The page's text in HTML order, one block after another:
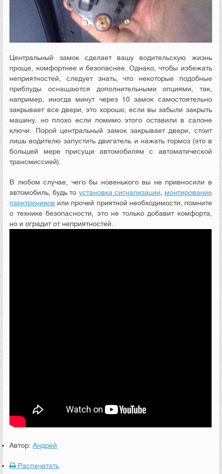
Центральный замок сделает вашу водительскую жизнь
проще, комфортнее и безопаснее. Однако, чтобы избежать
неприятностей, следует знать, что некоторые подобные
приблуды оснащаются дополнительными опциями, так,
например, иногда минут через 10 замок самостоятельно
закрывает все двери, это хорошо, если вы забыли закрыть
машину, но плохо если помимо этого оставили в салоне
ключи. Порой центральный замок закрывает двери, стоит
лишь водителю запустить двигатель и нажать тормоз (это в
большей мере присуще автомобилям с автоматической
трансмиссией).
В любом случае, чего бы новенького вы не привносили в
автомобиль, будь то установка сигнализации, монтирование
парктроников или прочей приятной необходимости, помните
о технике безопасности, это не только добавит комфорта,
но и оградит от неприятностей.
Автор:Андрей
Распечатать